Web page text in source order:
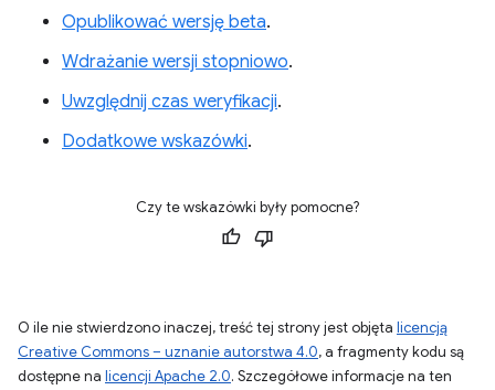
Opublikować wersję beta.
Wdrażanie wersji stopniowo.
Uwzględnij czas weryfikacji.
Dodatkowe wskazówki.
Czy te wskazówki były pomocne?
O ile nie stwierdzono inaczej, treść tej strony jest objęta licencją
Creative Commons – uznanie autorstwa 4.0, a fragmenty kodu są
dostępne na licencji Apache 2.0. Szczegółowe informacje na ten